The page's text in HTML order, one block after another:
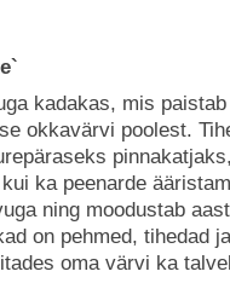
kadakas, mis
okkavärvi poolest.
ka peenarde
ning moodustab
on pehmed, tihedad ja
oma värvi ka